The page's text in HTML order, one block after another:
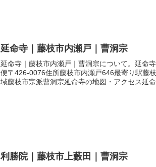
延命寺｜藤枝市内瀬戸｜曹洞宗
延命寺｜藤枝市内瀬戸｜曹洞宗について。延命
便〒426-0076住所藤枝市内瀬戸646最寄り駅藤
域藤枝市宗派曹洞宗延命寺の地図・アクセス延
利勝院｜藤枝市上藪田｜曹洞宗